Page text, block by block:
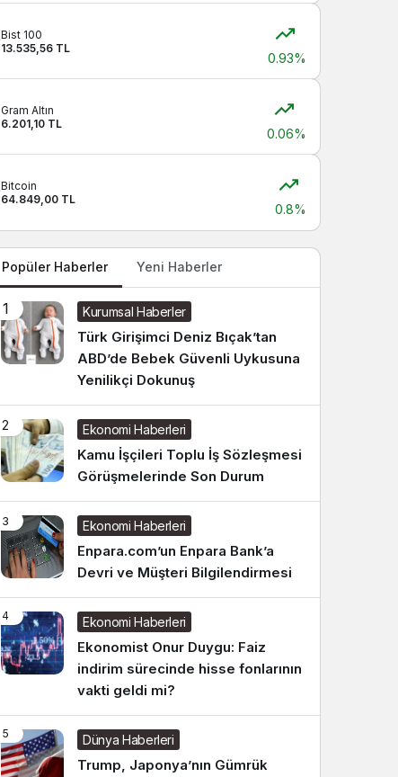
Bist 100
13.535,56 TL
0.93%
Gram Altın
6.201,10 TL
0.06%
Bitcoin
64.849,00 TL
0.8%
Popüler Haberler Yeni Haberler
1 Kurumsal Haberler
Türk Girişimci Deniz Bıçak’tan
ABD’de Bebek Güvenli Uykusuna
Yenilikçi Dokunuş
2 Ekonomi Haberleri
Kamu İşçileri Toplu İş Sözleşmesi
Görüşmelerinde Son Durum
3 Ekonomi Haberleri
Enpara.com’un Enpara Bank’a
Devri ve Müşteri Bilgilendirmesi
4 Ekonomi Haberleri
Ekonomist Onur Duygu: Faiz
indirim sürecinde hisse fonlarının
vakti geldi mi?
5 Dünya Haberleri
Trump, Japonya’nın Gümrük